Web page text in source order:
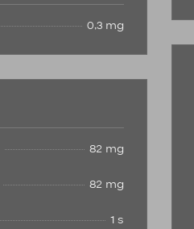
0,3 mg
82 mg
82 mg
1 s